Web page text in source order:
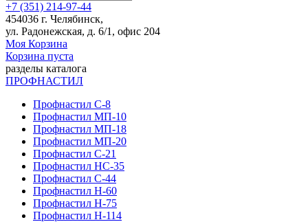
+7 (351) 214-97-44
454036 г. Челябинск,
ул. Радонежская, д. 6/1, офис 204
Моя Корзина
Корзина пуста
разделы каталога
ПРОФНАСТИЛ
Профнастил С-8
Профнастил МП-10
Профнастил МП-18
Профнастил МП-20
Профнастил С-21
Профнастил НС-35
Профнастил С-44
Профнастил Н-60
Профнастил Н-75
Профнастил Н-114